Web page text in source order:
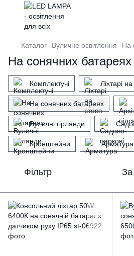
Каталог Вуличне освітлення На
На сонячних батареях
Комплектучі Ліхтарі
На сонячних батареях
Вуличні гірлянди
Кронштейни
Фільтр За